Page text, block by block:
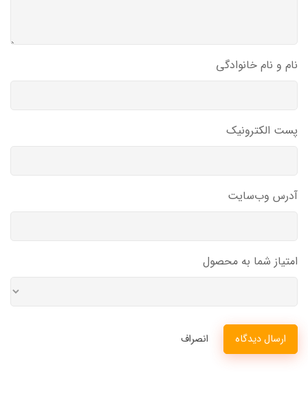
نام و نام خانوادگی
پست الکترونیک
آدرس وب‌سایت
امتیاز شما به محصول
ارسال دیدگاه انصراف